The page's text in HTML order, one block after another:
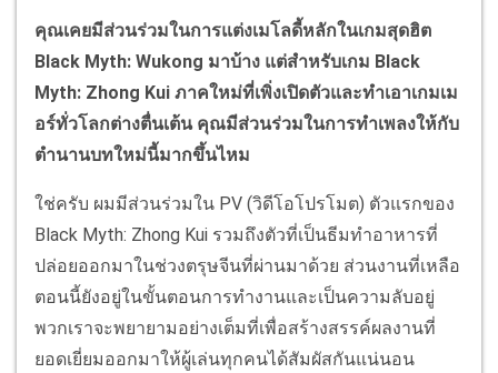
คุณเคยมีส่วนร่วมในการแต่งเมโลดี้หลักในเกมสุดฮิต
Black Myth: Wukong มาบ้าง แต่สำหรับเกม Black
Myth: Zhong Kui ภาคใหม่ที่เพิ่งเปิดตัวและทำเอาเกมเม
อร์ทั่วโลกต่างตื่นเต้น คุณมีส่วนร่วมในการทำเพลงให้กับ
ตำนานบทใหม่นี้มากขึ้นไหม
ใช่ครับ ผมมีส่วนร่วมใน PV (วิดีโอโปรโมต) ตัวแรกของ
Black Myth: Zhong Kui รวมถึงตัวที่เป็นธีมทำอาหารที่
ปล่อยออกมาในช่วงตรุษจีนที่ผ่านมาด้วย ส่วนงานที่เหลือ
ตอนนี้ยังอยู่ในขั้นตอนการทำงานและเป็นความลับอยู่
พวกเราจะพยายามอย่างเต็มที่เพื่อสร้างสรรค์ผลงานที่
ยอดเยี่ยมออกมาให้ผู้เล่นทุกคนได้สัมผัสกันแน่นอน